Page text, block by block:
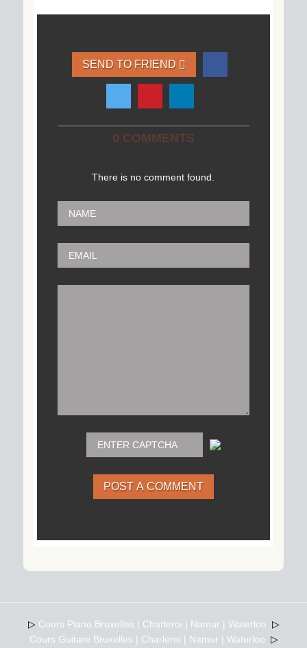
SEND TO FRIEND
0 COMMENTS
There is no comment found.
POST A COMMENT
▷ Cours Piano Bruxelles | Charleroi | Namur | Waterloo ▷
Cours Guitare Bruxelles | Charleroi | Namur | Waterloo ▷